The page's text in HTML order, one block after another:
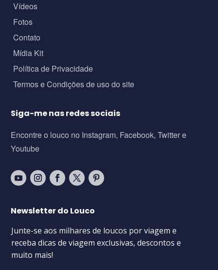
Vídeos
Fotos
Contato
Mídia Kit
Política de Privacidade
Termos e Condições de uso do site
Siga-me nas redes sociais
Encontre o louco no Instagram, Facebook, Twitter e
Youtube
Newsletter do Louco